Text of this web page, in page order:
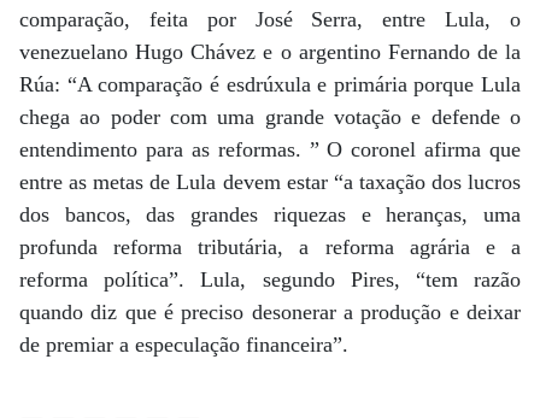
comparação, feita por José Serra, entre Lula, o
venezuelano Hugo Chávez e o argentino Fernando de la
Rúa: “A comparação é esdrúxula e primária porque Lula
chega ao poder com uma grande votação e defende o
entendimento para as reformas. ” O coronel afirma que
entre as metas de Lula devem estar “a taxação dos lucros
dos bancos, das grandes riquezas e heranças, uma
profunda reforma tributária, a reforma agrária e a
reforma política”. Lula, segundo Pires, “tem razão
quando diz que é preciso desonerar a produção e deixar
de premiar a especulação financeira”.